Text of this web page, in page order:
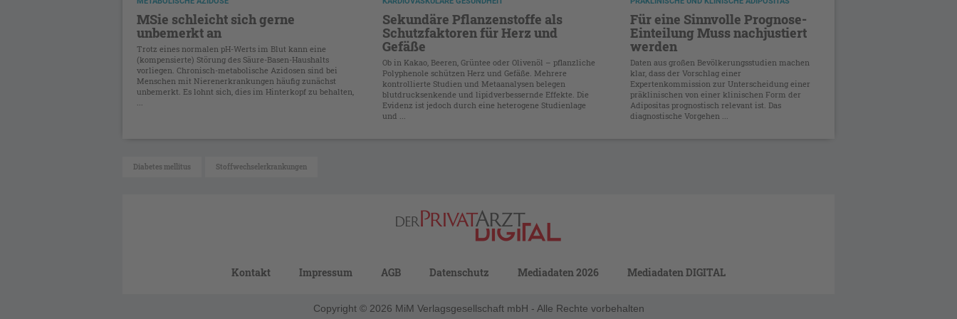
MSie schleicht sich gerne
unbemerkt an
Trotz eines normalen pH-Werts im Blut kann eine
(kompensierte) Störung des Säure-Basen-Haushalts
vorliegen. Chronisch-metabolische Azidosen sind bei
Menschen mit Nierenerkrankungen häufig zunächst
unbemerkt. Es lohnt sich, dies im Hinterkopf zu behalten,
Sekundäre Pflanzenstoffe als
Schutzfaktoren für Herz und
Gefäße
Ob in Kakao, Beeren, Grüntee oder Olivenöl – pflanzliche
Polyphenole schützen Herz und Gefäße. Mehrere
kontrollierte Studien und Metaanalysen belegen
blutdrucksenkende und lipidverbessernde Effekte. Die
Evidenz ist jedoch durch eine heterogene Studienlage
und ...
Für eine Sinnvolle Prognose-
Einteilung Muss nachjustiert
werden
Daten aus großen Bevölkerungsstudien machen
klar, dass der Vorschlag einer
Expertenkommission zur Unterscheidung einer
präklinischen von einer klinischen Form der
Adipositas prognostisch relevant ist. Das
diagnostische Vorgehen ...
Diabetes mellitus Stoffwechselerkrankungen
Kontakt Impressum AGB Datenschutz Mediadaten 2026 Mediadaten DIGITAL
Copyright © 2026 MiM Verlagsgesellschaft mbH - Alle Rechte vorbehalten